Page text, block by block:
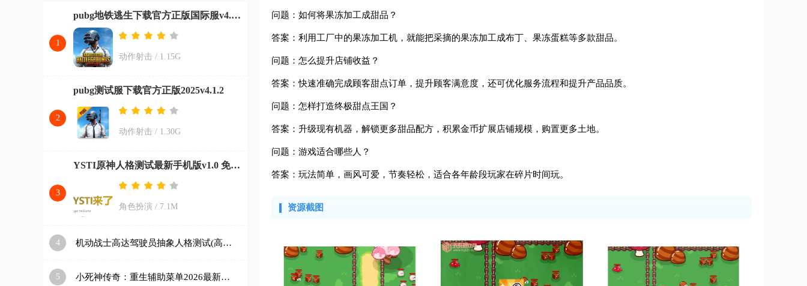
1
pubg地铁逃生下载官方正版国际服v4.0.0
动作射击 / 1.15G
2
pubg测试服下载官方正版2025v4.1.2
动作射击 / 1.30G
3
YSTI原神人格测试最新手机版v1.0 免费版
角色扮演 / 7.1M
4 机动战士高达驾驶员抽象人格测试(高达人格测试app)v1.0 安卓版
5 小死神传奇：重生辅助菜单2026最新版本v1.2.24 免费版
问题：如何将果冻加工成甜品？
答案：利用工厂中的果冻加工机，就能把采摘的果冻加工成布丁、果冻蛋糕等多款甜品。
问题：怎么提升店铺收益？
答案：快速准确完成顾客甜点订单，提升顾客满意度，还可优化服务流程和提升产品品质。
问题：怎样打造终极甜点王国？
答案：升级现有机器，解锁更多甜品配方，积累金币扩展店铺规模，购置更多土地。
问题：游戏适合哪些人？
答案：玩法简单，画风可爱，节奏轻松，适合各年龄段玩家在碎片时间玩。
资源截图